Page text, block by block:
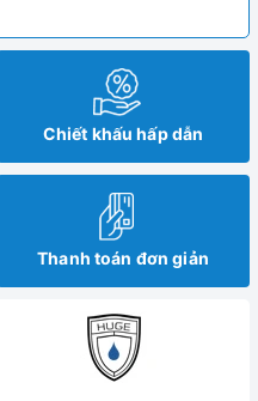
Chiết khấu hấp dẫn
Thanh toán đơn giản